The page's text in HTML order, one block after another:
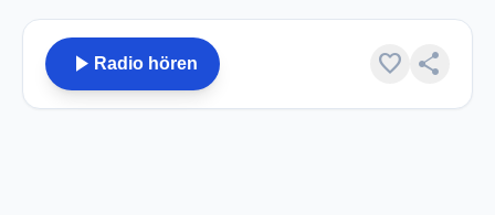
play_arrow Radio hören favorite share